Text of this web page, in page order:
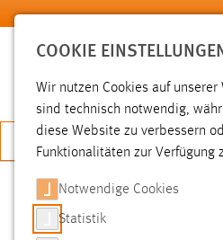
Zum Hauptinhalt springen
JETZT
SUCHE
COOKIE
Wir nutzen Cookies auf
sind technisch notwendig,
diese Website zu verbessern
Funktionalitäten zur Verfügung
Notwendige Cookies
Statistik